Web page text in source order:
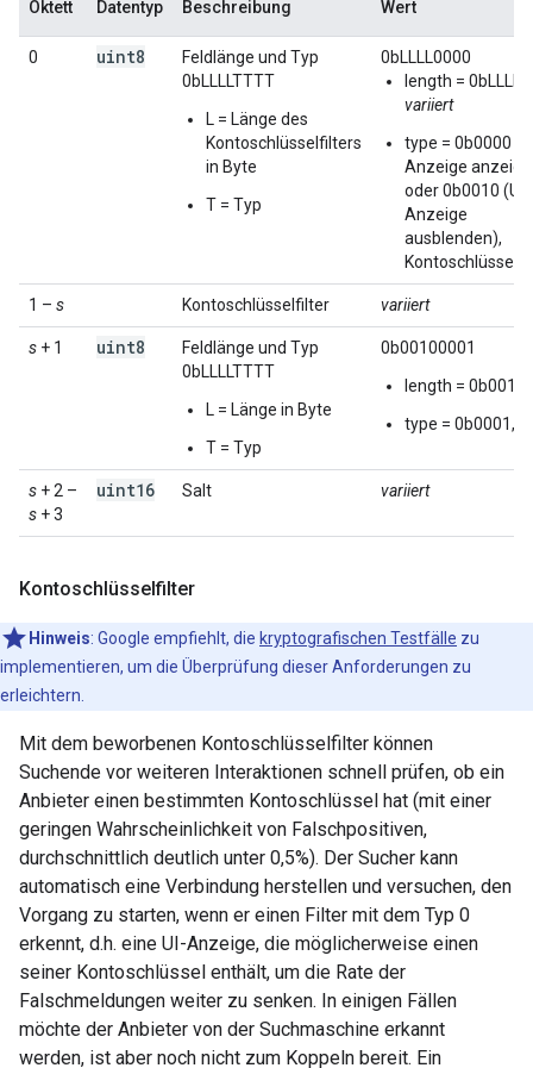
Oktett Datentyp Beschreibung Wert
0 uint8
Feldlänge und Typ
0bLLLLTTTT
L = Länge des
Kontoschlüsselfilters
in Byte
T = Typ
0bLLLL0000
length = 0bLLLL =
variiert
type = 0b0000
Anzeige
oder 0b0010 (UI-
Anzeige
ausblenden),
1 – s Kontoschlüsselfilter variiert
s + 1 uint8
Feldlänge und Typ
0bLLLLTTTT
L = Länge in Byte
T = Typ
0b00100001
length = 0b0010
type = 0b0001,
s + 2 –
s + 3
uint16 Salt variiert
Kontoschlüsselfilter
Hinweis: Google empfiehlt, die kryptografischen Testfälle zu
implementieren, um die Überprüfung dieser Anforderungen zu
erleichtern.
Mit dem beworbenen Kontoschlüsselfilter können
Suchende vor weiteren Interaktionen schnell prüfen, ob ein
Anbieter einen bestimmten Kontoschlüssel hat (mit einer
geringen Wahrscheinlichkeit von Falschpositiven,
durchschnittlich deutlich unter 0,5%). Der Sucher kann
automatisch eine Verbindung herstellen und versuchen, den
Vorgang zu starten, wenn er einen Filter mit dem Typ 0
erkennt, d.h. eine UI-Anzeige, die möglicherweise einen
seiner Kontoschlüssel enthält, um die Rate der
Falschmeldungen weiter zu senken. In einigen Fällen
möchte der Anbieter von der Suchmaschine erkannt
werden, ist aber noch nicht zum Koppeln bereit. Ein